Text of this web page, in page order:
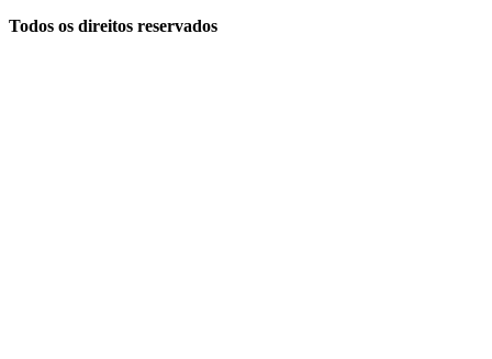
Todos os direitos reservados